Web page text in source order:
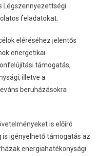
Légszennyezettségi
feladatokat.
eléréséhez jelentős
energetikai
támogatás,
illetve a
beruházásokra
is előíró
igényelhető támogatás az
energiahatékonysági